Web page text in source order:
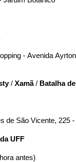
- Avenida
/ Xamã/ Batalha
de São Vicente, 225
UFF
antes)